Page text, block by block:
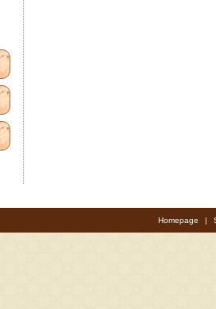
Homepage |